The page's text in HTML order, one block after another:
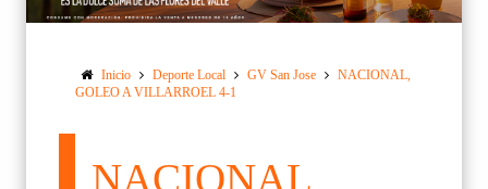
Inicio Deporte Local GV San Jose
NACIONAL,
GOLEO A VILLARROEL 4-1
NACIONAL,